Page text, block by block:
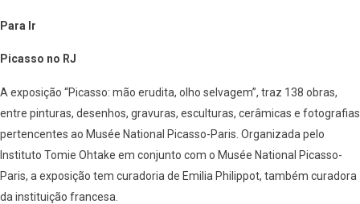
Para Ir
Picasso no RJ
A exposição “Picasso: mão erudita, olho selvagem”, traz 138 obras,
entre pinturas, desenhos, gravuras, esculturas, cerâmicas e fotografias
pertencentes ao Musée National Picasso-Paris. Organizada pelo
Instituto Tomie Ohtake em conjunto com o Musée National Picasso-
Paris, a exposição tem curadoria de Emilia Philippot, também curadora
da instituição francesa.